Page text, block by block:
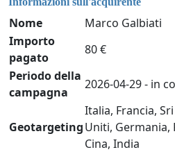
Nome
Marco Galbiati
Importo
pagato
80 €
Periodo della
campagna
2026-04-29 - in
Geotargeting
Italia, Francia,
Uniti, Germania,
Cina, India